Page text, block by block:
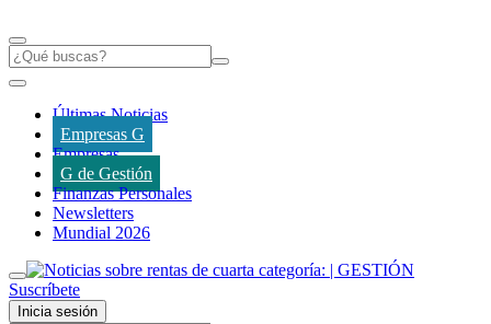
Últimas Noticias
Empresas G
Empresas
G de Gestión
Finanzas Personales
Newsletters
Mundial 2026
Suscríbete
Inicia sesión